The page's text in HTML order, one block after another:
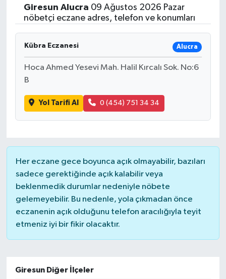
Giresun Alucra 09 Ağustos 2026 Pazar
nöbetçi eczane adres, telefon ve konumları
Kübra Eczanesi Alucra
Hoca Ahmed Yesevi Mah. Halil Kırcalı Sok. No:6
B
Yol Tarifi Al 0 (454) 751 34 34
Her eczane gece boyunca açık olmayabilir, bazıları
sadece gerektiğinde açık kalabilir veya
beklenmedik durumlar nedeniyle nöbete
gelemeyebilir. Bu nedenle, yola çıkmadan önce
eczanenin açık olduğunu telefon aracılığıyla teyit
etmeniz iyi bir fikir olacaktır.
Giresun Diğer İlçeler
Siyasetçi
Spor
Tebrik
Türkiye